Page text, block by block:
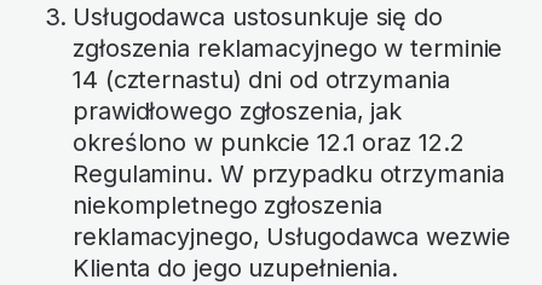
Usługodawca ustosunkuje się do
zgłoszenia reklamacyjnego w terminie
14 (czternastu) dni od otrzymania
prawidłowego zgłoszenia, jak
określono w punkcie 12.1 oraz 12.2
Regulaminu. W przypadku otrzymania
niekompletnego zgłoszenia
reklamacyjnego, Usługodawca wezwie
Klienta do jego uzupełnienia.